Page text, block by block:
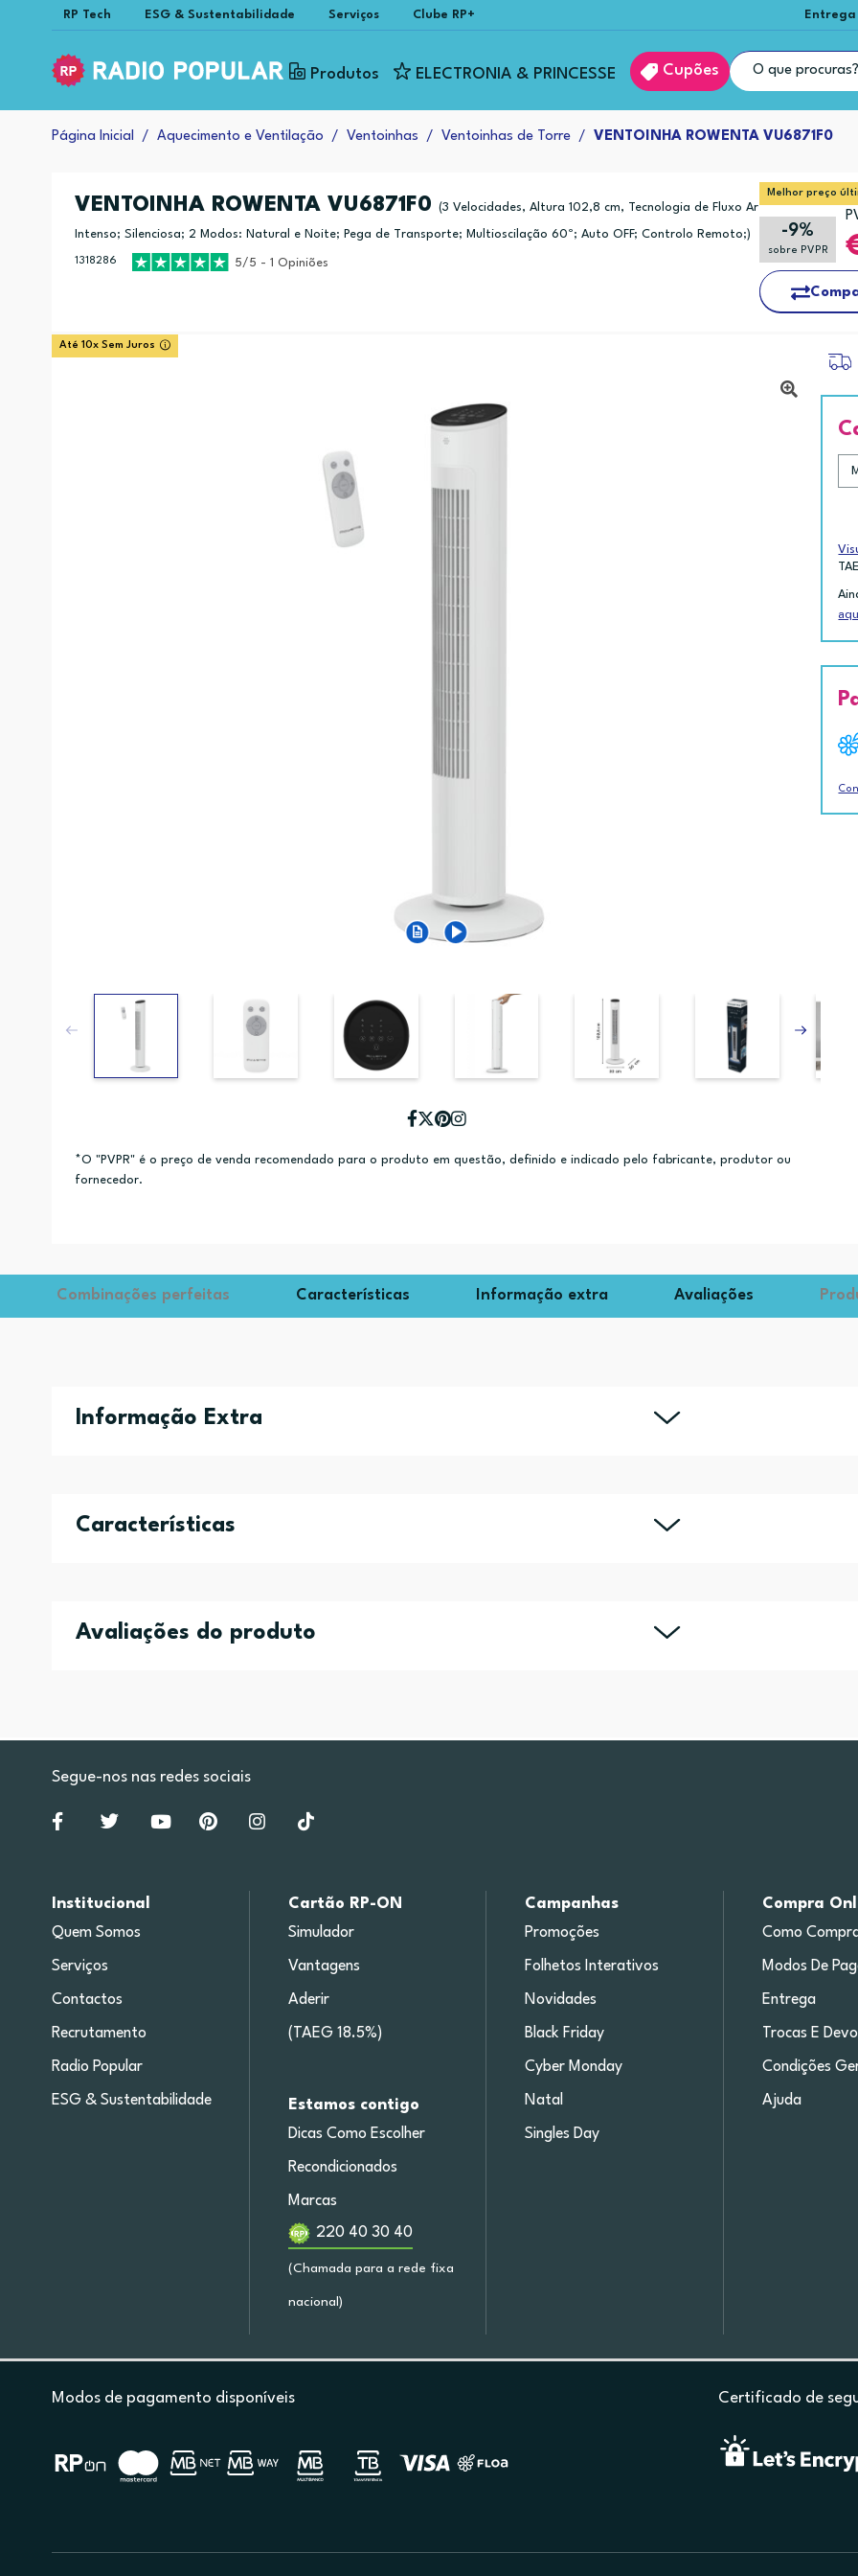
RP Tech ESG & Sustentabilidade Serviços Clube RP+
Produtos ELECTRONIA & PRINCESSE Cupões
Página Inicial Aquecimento e Ventilação Ventoinhas Ventoinhas de Torre VENTOINHA ROWENTA VU6871F0
VENTOINHA ROWENTA VU6871F0 (3 Velocidades, Altura 102,8 cm, Tecnologia de Fluxo Ar
Intenso; Silenciosa; 2 Modos: Natural e Noite; Pega de Transporte; Multioscilação 60º; Auto OFF; Controlo Remoto;)
1318286 5/5 - 1 Opiniões
Melhor preço
-9%
sobre PVPR
Até 10x Sem Juros
*O "PVPR" é o preço de venda recomendado para o produto em questão, definido e indicado pelo fabricante, produtor ou
fornecedor.
Combinações perfeitas Características Informação extra Avaliações
Informação Extra
Características
Avaliações do produto
Segue-nos nas redes sociais
Institucional
Quem Somos
Serviços
Contactos
Recrutamento
Radio Popular
ESG & Sustentabilidade
Cartão RP-ON
Simulador
Vantagens
Aderir
(TAEG 18.5%)
Estamos contigo
Dicas Como Escolher
Recondicionados
Marcas
220 40 30 40
(Chamada para a rede fixa
nacional)
Campanhas
Promoções
Folhetos Interativos
Novidades
Black Friday
Cyber Monday
Natal
Singles Day
Compra
Como
Modos De
Entrega
Trocas E
Condições
Ajuda
Modos de pagamento disponíveis Certificado de